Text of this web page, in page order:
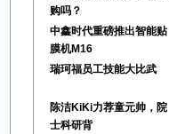
购吗？
中鑫时代重磅推出智能贴
膜机M16
瑞珂福员工技能大比武
陈洁KiKi力荐童元帅，院
士科研背